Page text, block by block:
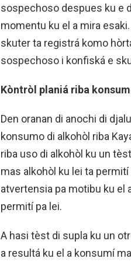
sospechoso despues ku e
momentu ku el a mira
skuter ta registrá komo
sospechoso i konfiská e
Kòntròl planiá riba
Den oranan di anochi di
konsumo di alkohòl riba
riba uso di alkohòl ku un
mas alkohòl ku lei ta
atvertensia pa motibu ku el
permití pa lei.
A hasi tèst di supla ku un
a resultá ku el a konsumí